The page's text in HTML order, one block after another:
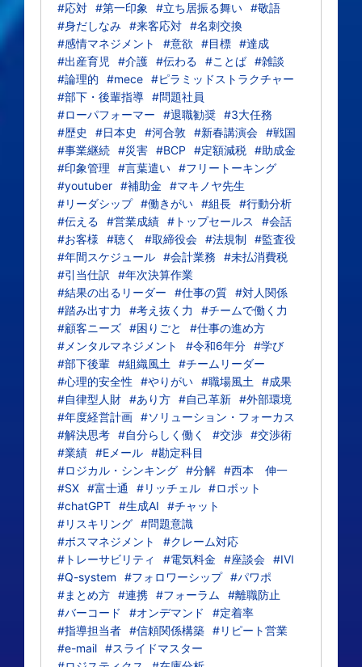
#応対 #第一印象 #立ち居振る舞い #敬語
#身だしなみ #来客応対 #名刺交換
#感情マネジメント
#意欲 #目標 #達成
#出産育児
#介護 #伝わる #ことば #雑談
#論理的
#mece #ピラミッドストラクチャー
#部下・後輩指導 #問題社員
#ローパフォーマー
#退職勧奨 #3大任務
#歴史
#日本史 #河合敦 #新春講演会 #戦国
#事業継続 #災害 #BCP #定額減税 #助成金
#印象管理
#言葉遣い #フリートーキング
#youtuber #補助金
#マキノヤ先生
#リーダシップ #働きがい #組長 #行動分析
#伝える
#営業成績 #トップセールス
#会話
#お客様
#聴く #取締役会 #法規制
#監査役
#年間スケジュール #会計業務
#未払消費税
#引当仕訳
#年次決算作業
#結果の出るリーダー
#仕事の質 #対人関係
#踏み出す力
#考え抜く力
#チームで働く力
#顧客ニーズ #困りごと
#仕事の進め方
#メンタルマネジメント
#令和6年分 #学び
#部下後輩 #組織風土
#チームリーダー
#心理的安全性
#やりがい #職場風土
#成果
#自律型人財 #あり方 #自己革新 #外部環境
#年度経営計画 #ソリューション・フォーカス
#解決思考 #自分らしく働く #交渉 #交渉術
#業績 #Eメール #勘定科目
#ロジカル・シンキング #分解 #西本 伸一
#SX #富士通 #リッチェル #ロボット
#chatGPT #生成AI
#チャット
#リスキリング #問題意識
#ボスマネジメント
#クレーム対応
#トレーサビリティ
#電気料金 #座談会 #IVI
#Q-system
#フォロワーシップ #パワポ
#まとめ方 #連携 #フォーラム
#離職防止
#バーコード
#オンデマンド
#定着率
#指導担当者 #信頼関係構築 #リピート営業
#e-mail #スライドマスター